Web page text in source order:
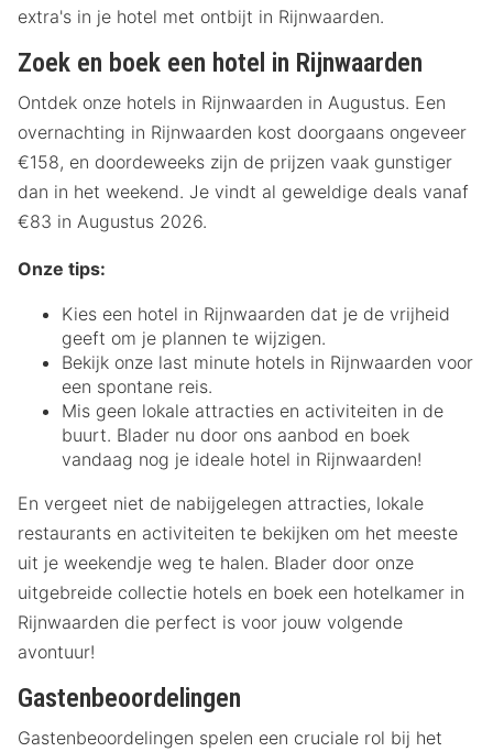
extra's in je hotel met ontbijt in Rijnwaarden.
Zoek en boek een hotel in Rijnwaarden
Ontdek onze hotels in Rijnwaarden in Augustus. Een
overnachting in Rijnwaarden kost doorgaans ongeveer
€158, en doordeweeks zijn de prijzen vaak gunstiger
dan in het weekend. Je vindt al geweldige deals vanaf
€83 in Augustus 2026.
Onze tips:
Kies een hotel in Rijnwaarden dat je de vrijheid
geeft om je plannen te wijzigen.
Bekijk onze last minute hotels in Rijnwaarden voor
een spontane reis.
Mis geen lokale attracties en activiteiten in de
buurt. Blader nu door ons aanbod en boek
vandaag nog je ideale hotel in Rijnwaarden!
En vergeet niet de nabijgelegen attracties, lokale
restaurants en activiteiten te bekijken om het meeste
uit je weekendje weg te halen. Blader door onze
uitgebreide collectie hotels en boek een hotelkamer in
Rijnwaarden die perfect is voor jouw volgende
avontuur!
Gastenbeoordelingen
Gastenbeoordelingen spelen een cruciale rol bij het